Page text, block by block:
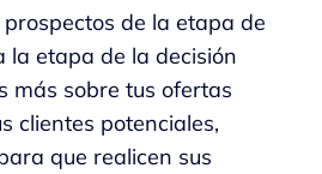
de la etapa de
la etapa de la decisión
más sobre tus ofertas
clientes potenciales,
que realicen sus